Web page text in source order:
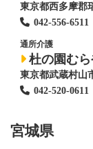
東京都西多摩郡
042-556-6511
通所介護
杜の園む
東京都武蔵村山
042-520-0611
宮城県